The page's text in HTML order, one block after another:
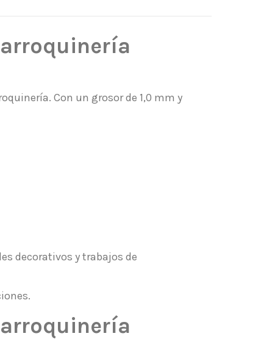
Con un grosor de 1,0 mm y
decorativos y trabajos de